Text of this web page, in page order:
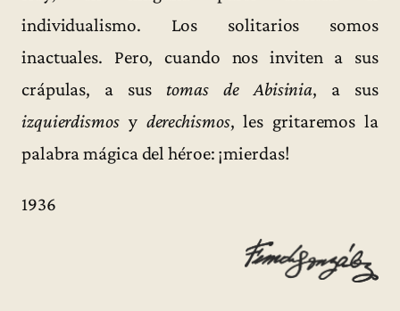
individualismo. Los solitarios somos
inactuales. Pero, cuando nos inviten a sus
crápulas, a sus tomas de Abisinia, a sus
izquierdismosy derechismos, les gritaremos la
palabra mágica del héroe: ¡mierdas!
1936